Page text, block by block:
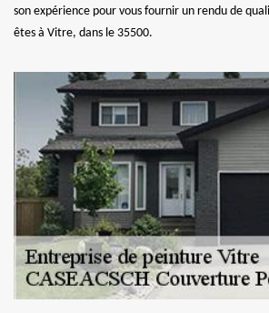
son expérience pour vous fournir un rendu de
êtes à Vitre, dans le 35500.